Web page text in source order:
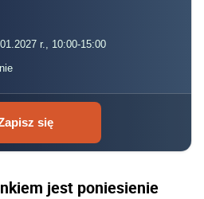
r., 10:00-15:00
się
jest poniesienie